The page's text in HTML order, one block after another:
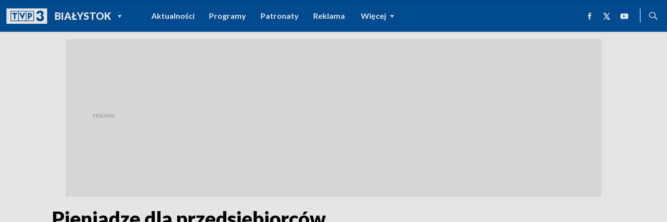
BIAŁYSTOKPOWRÓT DO
TVP REGIONY
Aktualności Programy Patronaty Reklama Więcej